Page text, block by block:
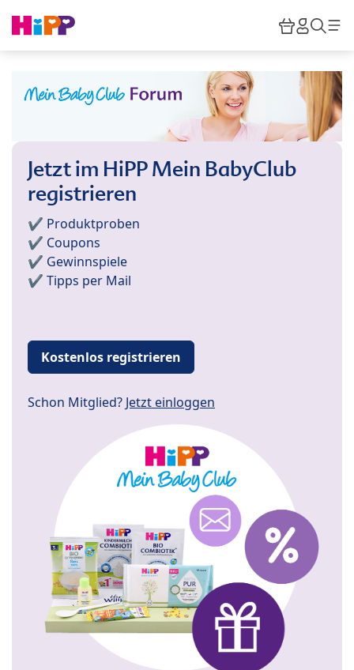
HiPP
Jetzt im HiPP Mein BabyClub
registrieren
✔️ Produktproben
✔️ Coupons
✔️ Gewinnspiele
✔️ Tipps per Mail
Kostenlos registrieren
Schon Mitglied? Jetzt einloggen